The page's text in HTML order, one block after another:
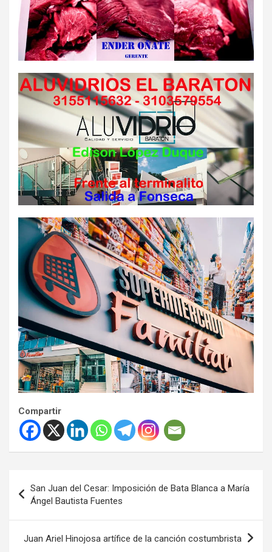
Compartir
de
entradas
San Juan del Cesar: Imposición de Bata Blanca a María
Ángel Bautista Fuentes
Juan Ariel Hinojosa artífice de la canción costumbrista